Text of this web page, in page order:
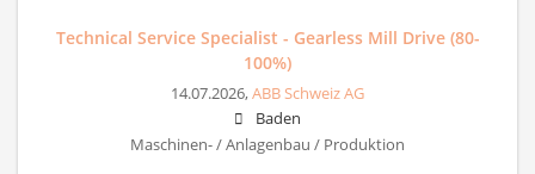
Technical Service Specialist - Gearless Mill Drive (80-
100%)
14.07.2026,ABB Schweiz AG
Baden
Maschinen- / Anlagenbau / Produktion